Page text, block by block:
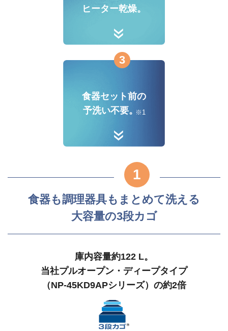
ヒーター乾燥。
3
食器セット前の
予洗い不要。※1
1
食器も調理器具もまとめて洗える
大容量の3段カゴ
庫内容量約122 L。
当社プルオープン・ディープタイプ
（NP-45KD9APシリーズ）の約2倍